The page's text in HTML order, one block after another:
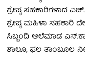
ಶ್ರೇಷ್ಠ ಸಹಕಾರಿಗಳಾದ
ಶ್ರೇಷ್ಠ ಮಹಿಳಾ ಸಹಕಾರಿ
ಸಿಬ್ಬಂದಿ ಆಲೆಮಾಡ
ಶಾಲೂ, ಫಲ ತಾಂಬೂಲ